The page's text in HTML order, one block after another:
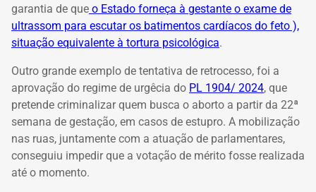
garantia de que o Estado forneça à gestante o exame de
ultrassom para escutar os batimentos cardíacos do feto ),
situação equivalente à tortura psicológica.
Outro grande exemplo de tentativa de retrocesso, foi a
aprovação do regime de urgêcia do PL 1904/ 2024, que
pretende criminalizar quem busca o aborto a partir da 22ª
semana de gestação, em casos de estupro. A mobilização
nas ruas, juntamente com a atuação de parlamentares,
conseguiu impedir que a votação de mérito fosse realizada
até o momento.